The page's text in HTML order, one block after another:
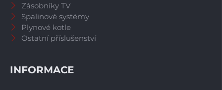
INFORMACE
Zásobníky TV
Spalinové systémy
Plynové kotle
Ostatní příslušenství